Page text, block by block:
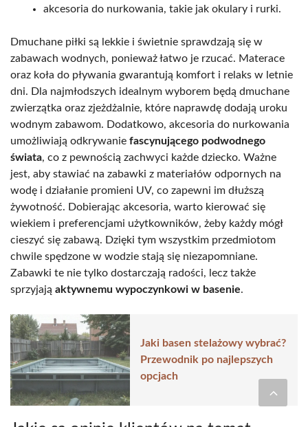
akcesoria do nurkowania, takie jak okulary i rurki.
Dmuchane piłki są lekkie i świetnie sprawdzają się w
zabawach wodnych, ponieważ łatwo je rzucać. Materace
oraz koła do pływania gwarantują komfort i relaks w letnie
dni. Dla najmłodszych idealnym wyborem będą dmuchane
zwierzątka oraz zjeżdżalnie, które naprawdę dodają uroku
wodnym zabawom. Dodatkowo, akcesoria do nurkowania
umożliwiają odkrywanie fascynującego podwodnego
świata, co z pewnością zachwyci każde dziecko. Ważne
jest, aby stawiać na zabawki z materiałów odpornych na
wodę i działanie promieni UV, co zapewni im dłuższą
żywotność. Dobierając akcesoria, warto kierować się
wiekiem i preferencjami użytkowników, żeby każdy mógł
cieszyć się zabawą. Dzięki tym wszystkim przedmiotom
chwile spędzone w wodzie stają się niezapomniane.
Zabawki te nie tylko dostarczają radości, lecz także
sprzyjają aktywnemu wypoczynkowi w basenie.
Jaki basen stelażowy wybrać?
Przewodnik po najlepszych
opcjach